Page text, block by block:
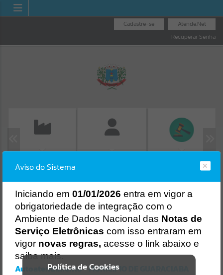
Atende.Net
Cadastre-se
Recuperar Senha
ISS/ALVARÁ
Resultados para""
PortaisPolítica de Cookies
Aviso do Sistema
Iniciando em 01/01/2026 entra em vigor a
obrigatoriedade de integração com o
Ambiente de Dados Nacional das Notas de
Serviço Eletrônicas com isso entraram em
vigor novas regras, acesse o link abaixo e
saiba mais.
Autoatendimento - MUNICIPIO DE GUARACIABA
Erro
Gerenciamento do Sistema
CÓDIGO DA MENSAGEM:
Ocorreu um erro de script:
Uncaught SyntaxError: Unexpected token '('
https://guaraciaba.atende.net/cidadao/pagina/static/bundle/wpo_in
dex_2_base_l2_portal_editores_sync_d9fb77cfd5741fafc9972edc7a6
41fea.js?v=83d4f602:47
Verificar Mais Detalhes